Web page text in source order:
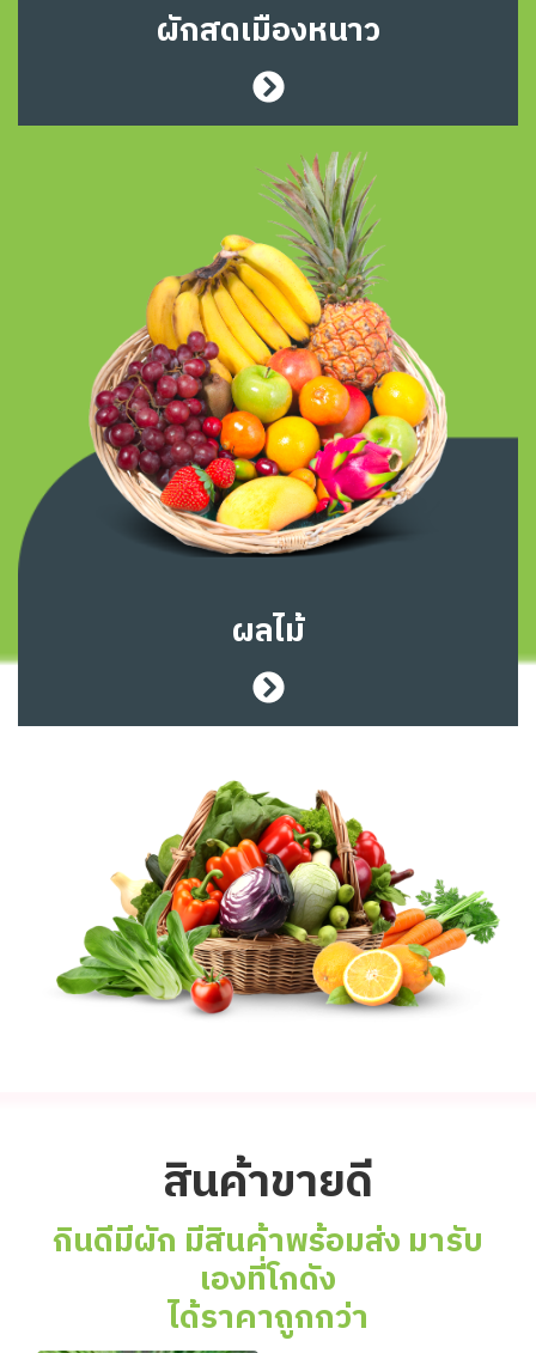
ผักสดเมืองหนาว
ผลไม้
สินค้าขายดี
กินดีมีผัก มีสินค้าพร้อมส่ง มารับ
เองที่โกดัง
ได้ราคาถูกกว่า